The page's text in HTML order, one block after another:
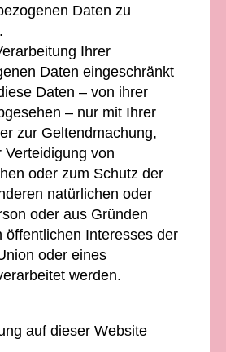
Daten zu
Ihrer
Daten eingeschränkt
Daten – von ihrer
– nur mit Ihrer
zur Geltendmachung,
von
oder zum Schutz der
natürlichen oder
oder aus Gründen
öffentlichen Interesses der
oder eines
werden.
auf dieser Website